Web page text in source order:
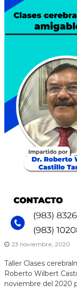
23 noviembre, 2020
Taller Clases
Roberto Wilbert
noviembre del 2020